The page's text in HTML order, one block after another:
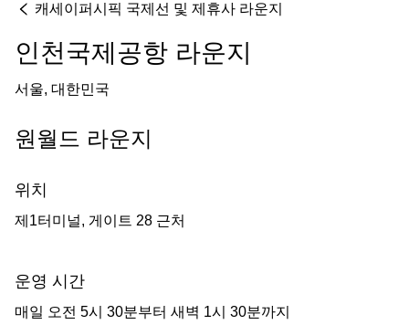
캐세이퍼시픽 국제선 및 제휴사 라운지
인천국제공항 라운지
서울, 대한민국
원월드 라운지
위치
제1터미널, 게이트 28 근처
운영 시간
매일 오전 5시 30분부터 새벽 1시 30분까지